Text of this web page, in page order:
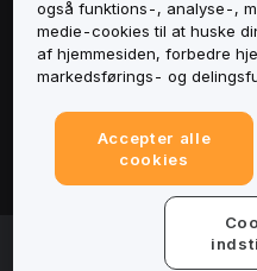
Support
Juridisk
© 2025-2026 Bybit.eu. All
også funktions-, analyse-,
medie-cookies til at huske
af hjemmesiden, forbedre
markedsførings- og
Accepter alle
cookies